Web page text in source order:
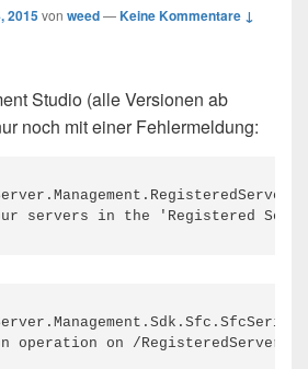
2015von weed—Keine Kommentare ↓
Studio (alle Versionen ab
noch mit einer Fehlermeldung:
servers in the 'Registered
operation on /